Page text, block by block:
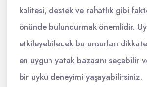
kalitesi, destek ve rahatlık gibi
önünde bulundurmak önemlidir.
etkileyebilecek bu unsurları
en uygun yatak bazasını seçebilir
bir uyku deneyimi yaşayabilirsiniz.